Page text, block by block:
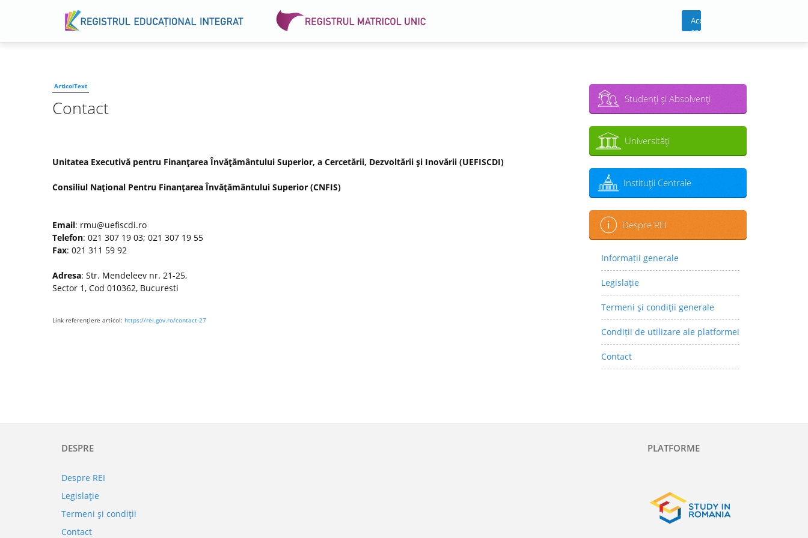
Acces
cont
ArticolText
Contact
Unitatea Executivă pentru Finanţarea Învăţământului Superior, a Cercetării, Dezvoltării şi Inovării (UEFISCDI)
Consiliul Naţional Pentru Finanţarea Învăţământului Superior (CNFIS)
Email: rmu@uefiscdi.ro
Telefon: 021 307 19 03; 021 307 19 55
Fax: 021 311 59 92
Adresa: Str. Mendeleev nr. 21-25,
Sector 1, Cod 010362, Bucuresti
Link referenţiere articol: https://rei.gov.ro/contact-27
Studenţi şi Absolvenţi
Universităţi
Instituţii Centrale
Despre REI
Informații generale
Legislaţie
Termeni şi condiţii generale
Condiții de utilizare ale platformei
Contact
DESPRE
Despre REI
Legislaţie
Termeni şi condiţii
Contact
PLATFORME